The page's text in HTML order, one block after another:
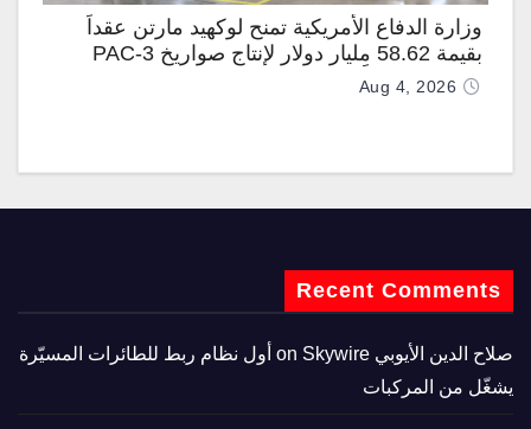
وزارة الدفاع الأمريكية تمنح لوكهيد مارتن عقداً
بقيمة 58.62 مليار دولار لإنتاج صواريخ PAC-3
المطوّرة دعماً لـ “ترسانة الحرية”
Aug 4, 2026
Recent Comments
صلاح الدين الأيوبي
Skywire أول نظام ربط للطائرات المسيّرة
يشغّل من المركبات